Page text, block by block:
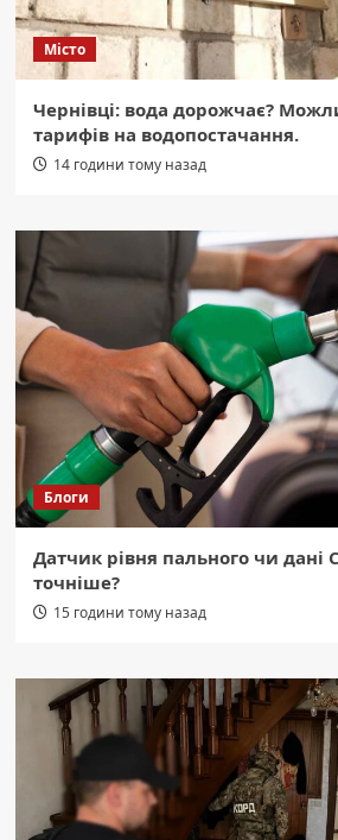
Місто
Чернівці: вода дорожчає?
тарифів на водопостачання.
14 години тому назад
Блоги
Датчик рівня пального чи дані
точніше?
15 години тому назад